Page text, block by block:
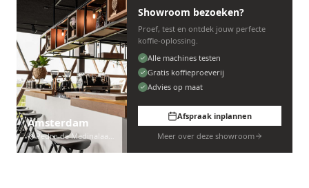
Amsterdam
Pedro de Medinalaan 53
Showroom bezoeken?
Proef, test en ontdek jouw perfecte
koffie-oplossing.
Alle machines testen
Gratis koffieproeverij
Advies op maat
Afspraak inplannen
Meer over deze showroom